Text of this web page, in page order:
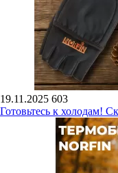
19.11.2025 603
Готовьтесь к холодам!